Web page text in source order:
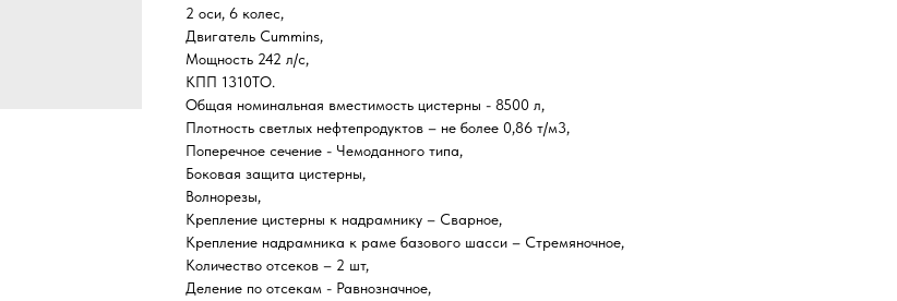
2 оси, 6 колес,
Двигатель Cummins,
Мощность 242 л/с,
КПП 1310ТО.
Общая номинальная вместимость цистерны - 8500 л,
Плотность светлых нефтепродуктов – не более 0,86 т/м3,
Поперечное сечение - Чемоданного типа,
Боковая защита цистерны,
Волнорезы,
Крепление цистерны к надрамнику – Сварное,
Крепление надрамника к раме базового шасси – Стремяночное,
Количество отсеков – 2 шт,
Деление по отсекам - Равнозначное,